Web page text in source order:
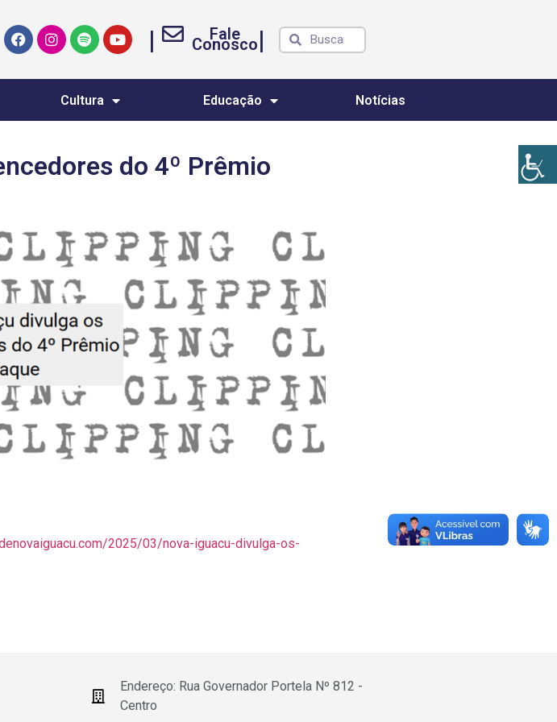
| Fale
Conosco|
Cultura Educação Notícias
do 4º Prêmio
2025/03/nova-iguacu-divulga-os-
Endereço: Rua Governador Portela Nº 812 -
Centro